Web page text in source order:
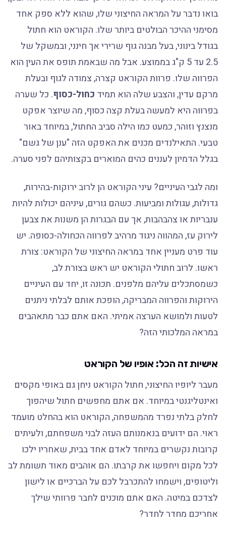
בואו נדבר על המראה החיצוני שלו, שהוא ללא ספק אחד
מסימני ההיכר הבולטים ביותר שלו. הקוראט הוא חתול
בגודל בינוני, בעל מבנה גוף שרירי אך חינני, ובמשקל של
2.5 עד 5 ק"ג בממוצע. אבל מה שבאמת תופס את העין הוא
הפרווה שלו. פרוות הקוראט קצרה, צמודה לגוף ובעלת
מרקם עדין, והצבע שלה הוא תמידכחול-כסוף. כל שערה
בפרווה היא למעשה בעלת קצה כסוף, מה שיוצר אפקט
מנצנץ וזוהר, כמעט כמו הילה סביב החתול, במיוחד באור
טבעי. התאילנדים מכנים את האפקט הזה "ענן של גשם"
בגלל הדמיון לעננים כהים המוארים בקצותיהם לפני סערה.
ומה לגבי העיניים? עיני הקוראט הן לרוב ירוקות-בהירות,
גדולות, עגולות ומביעות. כשהם גורים, עיניהם יכולות להיות
ענבריות או צהבהבות, אך עם הבגרות הן משנות את צבען
לירוק עז, המהווה ניגוד מרהיב לפרווה הכחולה-כסופה. יש
עוד פרט מעניין אחד במראה החיצוני של הקוראט: צורת
ראשו. לרוב חתולי הקוראט יש ראש בצורת לב,
כשמסתכלים עליהם מלפנים. תכונה זו, יחד עם העיניים
הירוקות והפרווה המבריקה, הופכת אותם לבלתי ניתנים
לטעות ולמושא הערצה אמיתי. האם אתם כבר מתאהבים
במראה המלכותי הזה?
אישיות זה הכל: אופיו של הקוראט
מעבר ליופיו החיצוני, חתול הקוראט ניחן גם באופי מקסים
ואינטליגנטי במיוחד. אם אתם מחפשים חתול שיהפוך
לחלק בלתי נפרד מהמשפחה, הקוראט הוא בהחלט מועמד
ראוי. הם ידועים בנאמנותם העזה לבני משפחתם, ולעיתים
קרובות נקשרים במיוחד לאדם אחד בבית, שאחריו ילכו
לכל מקום ויחפשו את קרבתו. הם אוהבים מאוד תשומת לב
וליטופים, וישמחו להתכרבל לכם על הברכיים או לישון
לצדכם במיטה. האם אתם מוכנים לחבר פרוותי שילך
אחריכם מחדר לחדר?